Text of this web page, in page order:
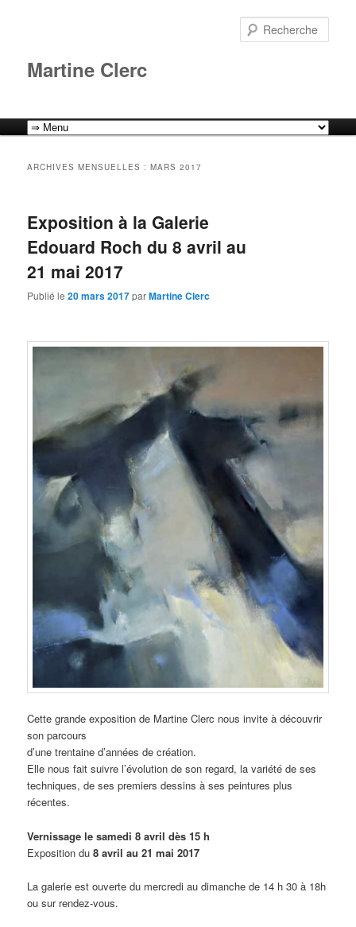
Martine Clerc
ARCHIVES MENSUELLES :MARS 2017
Exposition à la Galerie
Edouard Roch du 8 avril au
21 mai 2017
Publié le20 mars 2017parMartine Clerc
Cette grande exposition de Martine Clerc nous invite à découvrir
son parcours
d’une trentaine d’années de création.
Elle nous fait suivre l’évolution de son regard, la variété de ses
techniques, de ses premiers dessins à ses peintures plus
récentes.
Vernissage le samedi 8 avril dès 15 h
Exposition du8 avril au 21 mai 2017
La galerie est ouverte du mercredi au dimanche de 14 h 30 à 18h
ou sur rendez-vous.